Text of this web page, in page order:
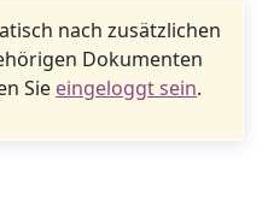
nach zusätzlichen
Dokumenten
Sie eingeloggt sein.